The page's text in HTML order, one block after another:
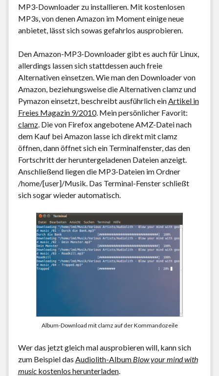
MP3-Downloader zu installieren. Mit kostenlosen
MP3s, von denen Amazon im Moment einige neue
anbietet, lässt sich sowas gefahrlos ausprobieren.
Den Amazon-MP3-Downloader gibt es auch für Linux,
allerdings lassen sich stattdessen auch freie
Alternativen einsetzen. Wie man den Downloader von
Amazon, beziehungsweise die Alternativen clamz und
Pymazon einsetzt, beschreibt ausführlich einArtikel in
Freies Magazin 9/2010. Mein persönlicher Favorit:
clamz. Die von Firefox angebotene AMZ-Datei nach
dem Kauf bei Amazon lasse ich direkt mit clamz
öffnen, dann öffnet sich ein Terminalfenster, das den
Fortschritt der heruntergeladenen Dateien anzeigt.
Anschließend liegen die MP3-Dateien im Ordner
/home/[user]/Musik. Das Terminal-Fenster schließt
sich sogar wieder automatisch.
Album-Download mit clamz auf der Kommandozeile
Wer das jetzt gleich mal ausprobieren will, kann sich
zum Beispiel das Audiolith-Album Blow your mind with
music kostenlos herunterladen.